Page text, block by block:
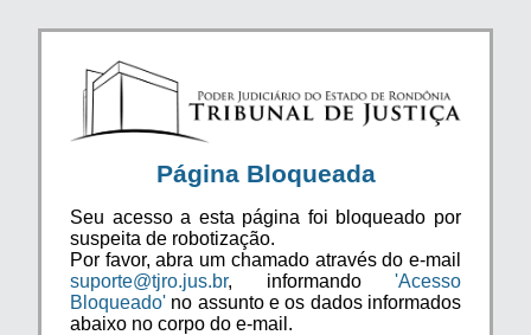
Página Bloqueada
Seu acesso a esta página foi bloqueado por
suspeita de robotização.
Por favor, abra um chamado através do e-mail
suporte@tjro.jus.br, informando 'Acesso
Bloqueado' no assunto e os dados informados
abaixo no corpo do e-mail.